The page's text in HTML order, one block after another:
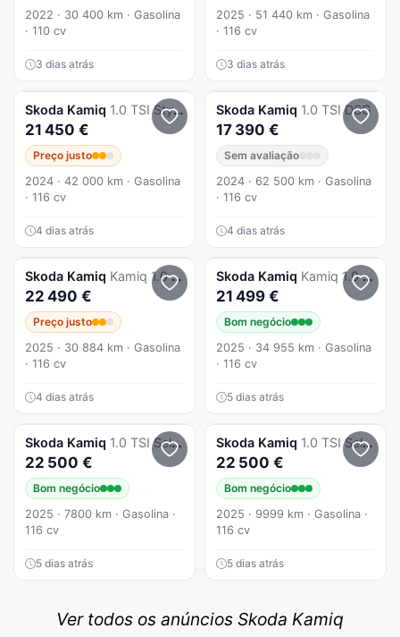
2022 · 30 400 km · Gasolina
· 110 cv
3 dias atrás
2025 · 51 440 km · Gasolina
· 116 cv
3 dias atrás
Skoda Kamiq 1.0 TSI Style DSG
21 450 €
Preço justo
2024 · 42 000 km · Gasolina
· 116 cv
4 dias atrás
Skoda Kamiq 1.0 TSI DSG
17 390 €
Sem avaliação
2024 · 62 500 km · Gasolina
· 116 cv
4 dias atrás
Skoda Kamiq Kamiq 1.0 TSI DSG
22 490 €
Preço justo
2025 · 30 884 km · Gasolina
· 116 cv
4 dias atrás
Skoda Kamiq Kamiq 1.0 Tsi Selection Dsg
21 499 €
Bom negócio
2025 · 34 955 km · Gasolina
· 116 cv
5 dias atrás
Skoda Kamiq 1.0 TSI Selection DSG
22 500 €
Bom negócio
2025 · 7800 km · Gasolina ·
116 cv
5 dias atrás
Skoda Kamiq 1.0 TSI Selection DS
22 500 €
Bom negócio
2025 · 9999 km · Gasolina ·
116 cv
5 dias atrás
Ver todos os anúncios Skoda Kamiq